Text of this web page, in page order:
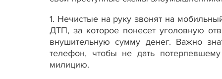
1. Нечистые на руку звонят на
ДТП, за которое понесет уголовную
внушительную сумму денег. Важно
телефон, чтобы не дать
милицию.